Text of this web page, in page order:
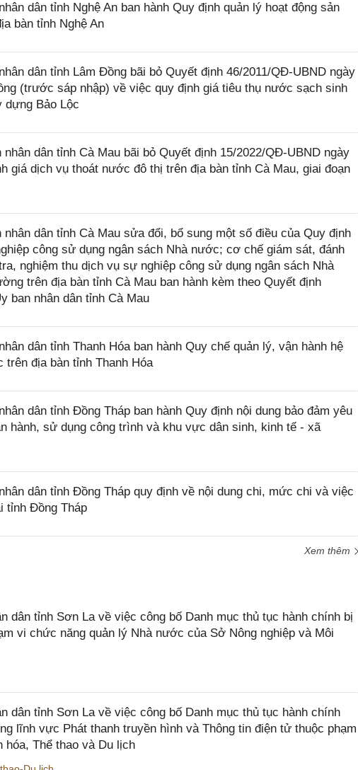
dân tỉnh Nghệ An ban hành Quy định quản lý hoạt động sản
bàn tỉnh Nghệ An
dân tỉnh Lâm Đồng bãi bỏ Quyết định 46/2011/QĐ-UBND ngày
(trước sáp nhập) về việc quy định giá tiêu thụ nước sạch sinh
dựng Bảo Lộc
dân tỉnh Cà Mau bãi bỏ Quyết định 15/2022/QĐ-UBND ngày
giá dịch vụ thoát nước đô thị trên địa bàn tỉnh Cà Mau, giai đoạn
dân tỉnh Cà Mau sửa đổi, bổ sung một số điều của Quy định
công sử dụng ngân sách Nhà nước; cơ chế giám sát, đánh
nghiệm thu dịch vụ sự nghiệp công sử dụng ngân sách Nhà
trên địa bàn tỉnh Cà Mau ban hành kèm theo Quyết định
ban nhân dân tỉnh Cà Mau
dân tỉnh Thanh Hóa ban hành Quy chế quản lý, vận hành hệ
địa bàn tỉnh Thanh Hóa
dân tỉnh Đồng Tháp ban hành Quy định nội dung bảo đảm yêu
hành, sử dụng công trình và khu vực dân sinh, kinh tế - xã
dân tỉnh Đồng Tháp quy định về nội dung chi, mức chi và việc
tỉnh Đồng Tháp
Xem thêm
dân tỉnh Sơn La về việc công bố Danh mục thủ tục hành chính bị
vi chức năng quản lý Nhà nước của Sở Nông nghiệp và Môi
dân tỉnh Sơn La về việc công bố Danh mục thủ tục hành chính
lĩnh vực Phát thanh truyền hình và Thông tin điện tử thuộc phạm
Thể thao và Du lịch